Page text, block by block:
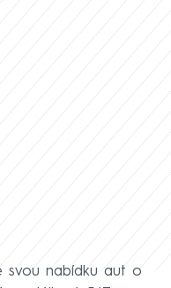
svou nabídku aut o